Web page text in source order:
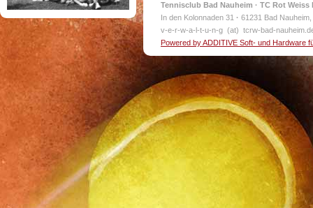
Tennisclub Bad Nauheim · TC Rot Weiss
In den Kolonnaden 31 · 61231 Bad
v-e-r-w-a-l-t-u-n-g (at) tcrw-bad-
Powered by ADDITIVE Soft- und Hardware